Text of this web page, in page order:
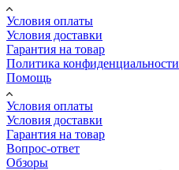
Условия оплаты
Условия доставки
Гарантия на товар
Политика конфиденциальности
Помощь
Условия оплаты
Условия доставки
Гарантия на товар
Вопрос-ответ
Обзоры